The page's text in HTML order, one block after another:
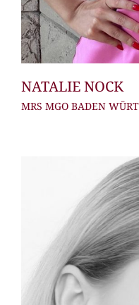
NATALIE NOCK
MRS MGO BADEN